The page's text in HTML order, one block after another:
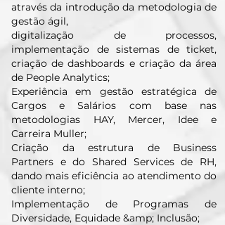
através da introdução da metodologia de
gestão ágil,
digitalização de processos,
implementação de sistemas de ticket,
criação de dashboards e criação da área
de People Analytics;
Experiência em gestão estratégica de
Cargos e Salários com base nas
metodologias HAY, Mercer, Idee e
Carreira Muller;
Criação da estrutura de Business
Partners e do Shared Services de RH,
dando mais eficiência ao atendimento do
cliente interno;
Implementação de Programas de
Diversidade, Equidade &amp; Inclusão;